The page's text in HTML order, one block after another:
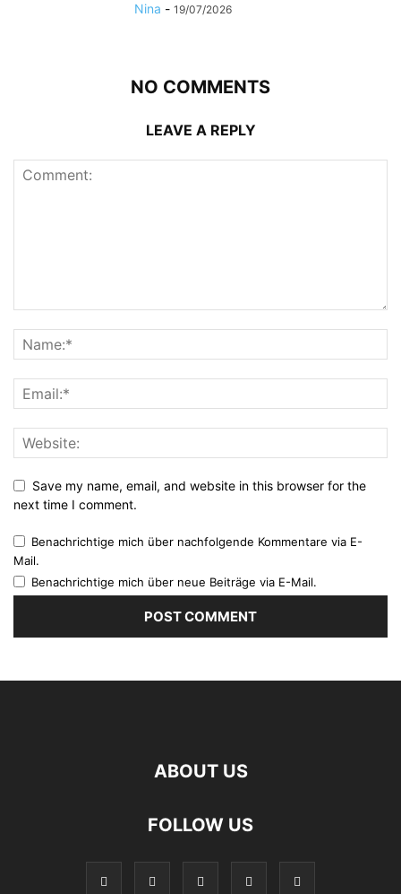
Nina - 19/07/2026
NO COMMENTS
LEAVE A REPLY
Save my name, email, and website in this browser for the
next time I comment.
Benachrichtige mich über nachfolgende Kommentare via E-
Mail.
Benachrichtige mich über neue Beiträge via E-Mail.
ABOUT US
FOLLOW US